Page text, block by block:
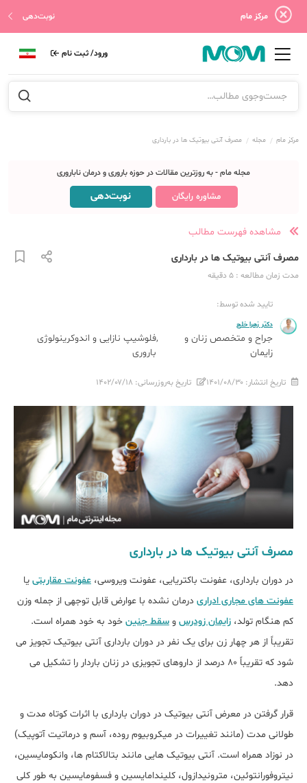
مرکز مام نوبت‌دهی
ورود/ ثبت نام
مرکز مام مجله مصرف آنتی بیوتیک ها در بارداری
مجله مام - به روزترین مقالات در حوزه باروری و درمان ناباروری
مشاوره رایگان نوبت‌دهی
مشاهده فهرست مطالب
مصرف آنتی بیوتیک ها در بارداری
مدت زمان مطالعه : 5 دقیقه
تایید شده توسط:
دکتر زهرا خلج
جراح و متخصص زنان و
زایمان
فلوشیپ نازایی و اندوکرینولوژی
باروری
تاریخ انتشار: ۱۴۰۱/۰۸/۳۰ تاریخ به‌روزرسانی: ۱۴۰۲/۰۷/۱۸
مصرف آنتی بیوتیک ها در بارداری
در دوران بارداری، عفونت باکتریایی، عفونت ویروسی، عفونت مقاربتی یا
عفونت های مجاری ادراری درمان نشده با عوارض قابل توجهی از جمله وزن
کم هنگام تولد، زایمان زودرس و سقط جنین خود به خود همراه است.
تقریباً از هر چهار زن برای یک نفر در دوران بارداری آنتی بیوتیک تجویز می
شود که تقریباً 80 درصد از داروهای تجویزی در زنان باردار را تشکیل می
دهد.
قرار گرفتن در معرض آنتی بیوتیک در دوران بارداری با اثرات کوتاه مدت و
طولانی مدت (مانند تغییرات در میکروبیوم روده، آسم و درماتیت آتوپیک)
در نوزاد همراه است. آنتی بیوتیک هایی مانند بتالاکتام ها، وانکومایسین،
نیتروفورانتوئین، مترونیدازول، کلیندامایسین و فسفومایسین به طور کلی